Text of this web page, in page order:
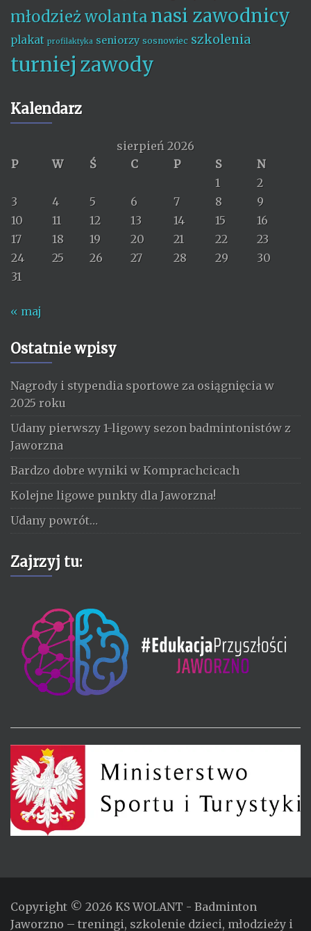
młodzież wolanta nasi zawodnicy
plakat profilaktyka seniorzy sosnowiec szkolenia
turniej zawody
Kalendarz
sierpień 2026
P
W Ś C P S
N
1
2
3
4 5 6 7 8
9
10
11 12 13 14 15
16
17
18 19 20 21 22
23
24
25 26 27 28 29
30
31
« maj
Ostatnie wpisy
Nagrody i stypendia sportowe za osiągnięcia w
2025 roku
Udany pierwszy 1-ligowy sezon badmintonistów z
Jaworzna
Bardzo dobre wyniki w Komprachcicach
Kolejne ligowe punkty dla Jaworzna!
Udany powrót…
Zajrzyj tu:
Copyright © 2026 KS WOLANT - Badminton
Jaworzno – treningi, szkolenie dzieci, młodzieży i